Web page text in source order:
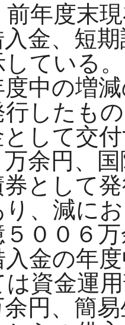
年度末
金、短
ている。
中の増
したも
して交
余円、
として
、減に
００６
金の年
資金運
余円、簡